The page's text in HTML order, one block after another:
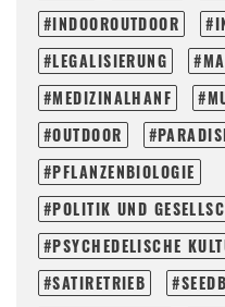
INDOOROUTDOOR
LEGALISIERUNG
MEDIZINALHANF
OUTDOOR
PFLANZENBIOLOGIE
POLITIK UND
PSYCHEDELISCHE
SATIRETRIEB